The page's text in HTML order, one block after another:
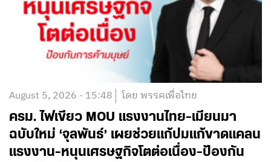
August 5, 2026 - 15:48 โดย พรรคเพื่อไทย
ครม. ไฟเขียว MOU แรงงานไทย-เมียนมา
ฉบับใหม่ ‘จุลพันธ์’ เผยช่วยแก้ปมแก้ขาดแคลน
แรงงาน-หนุนเศรษฐกิจโตต่อเนื่อง-ป้องกัน